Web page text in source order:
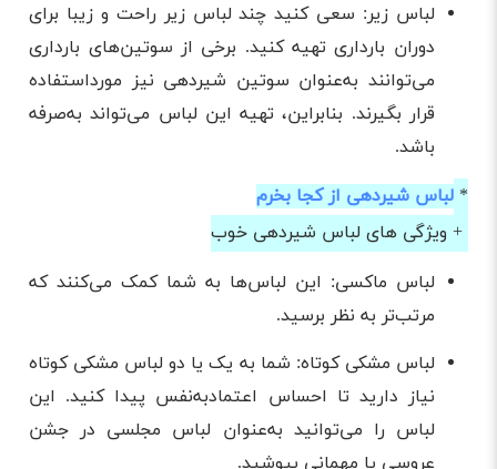
لباس زیر: سعی کنید چند لباس زیر راحت و زیبا برای
دوران بارداری تهیه کنید. برخی از سوتین‌های بارداری
می‌توانند به‌عنوان سوتین شیردهی نیز مورداستفاده
قرار بگیرند. بنابراین، تهیه این لباس می‌تواند به‌صرفه
باشد.
*لباس شیردهی از کجا بخرم
+ ویژگی های لباس شیردهی خوب
لباس ماکسی: این لباس‌ها به شما کمک می‌کنند که
مرتب‌تر به نظر برسید.
لباس مشکی کوتاه: شما به یک یا دو لباس مشکی کوتاه
نیاز دارید تا احساس اعتمادبه‌نفس پیدا کنید. این
لباس را می‌توانید به‌عنوان لباس مجلسی در جشن
عروسی یا مهمانی بپوشید.